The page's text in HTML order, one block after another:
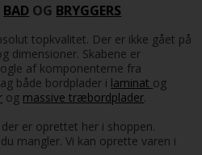
BAD OG BRYGGERS
topkvalitet. Der er ikke gået på
dimensioner. Skabene er
af komponenterne fra
både bordplader i laminat og
og massive træbordplader.
er oprettet her i shoppen.
mangler. Vi kan oprette varen i